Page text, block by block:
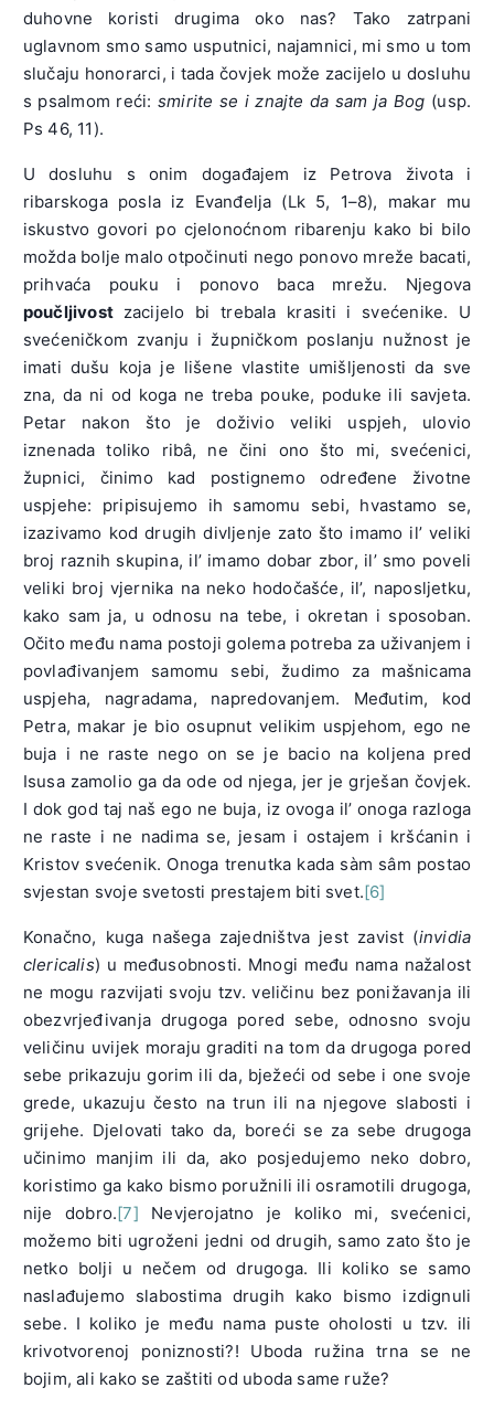
duhovne koristi drugima oko nas? Tako zatrpani
uglavnom smo samo usputnici, najamnici, mi smo u tom
slučaju honorarci, i tada čovjek može zacijelo u dosluhu
s psalmom reći: smirite se i znajte da sam ja Bog (usp.
Ps 46, 11).
U dosluhu s onim događajem iz Petrova života i
ribarskoga posla iz Evanđelja (Lk 5, 1–8), makar mu
iskustvo govori po cjelonoćnom ribarenju kako bi bilo
možda bolje malo otpočinuti nego ponovo mreže bacati,
prihvaća pouku i ponovo baca mrežu. Njegova
poučljivost zacijelo bi trebala krasiti i svećenike. U
svećeničkom zvanju i župničkom poslanju nužnost je
imati dušu koja je lišene vlastite umišljenosti da sve
zna, da ni od koga ne treba pouke, poduke ili savjeta.
Petar nakon što je doživio veliki uspjeh, ulovio
iznenada toliko ribâ, ne čini ono što mi, svećenici,
župnici, činimo kad postignemo određene životne
uspjehe: pripisujemo ih samomu sebi, hvastamo se,
izazivamo kod drugih divljenje zato što imamo il’ veliki
broj raznih skupina, il’ imamo dobar zbor, il’ smo poveli
veliki broj vjernika na neko hodočašće, il’, naposljetku,
kako sam ja, u odnosu na tebe, i okretan i sposoban.
Očito među nama postoji golema potreba za uživanjem i
povlađivanjem samomu sebi, žudimo za mašnicama
uspjeha, nagradama, napredovanjem. Međutim, kod
Petra, makar je bio osupnut velikim uspjehom, ego ne
buja i ne raste nego on se je bacio na koljena pred
Isusa zamolio ga da ode od njega, jer je grješan čovjek.
I dok god taj naš ego ne buja, iz ovoga il’ onoga razloga
ne raste i ne nadima se, jesam i ostajem i kršćanin i
Kristov svećenik. Onoga trenutka kada sàm sâm postao
svjestan svoje svetosti prestajem biti svet.[6]
Konačno, kuga našega zajedništva jest zavist (invidia
clericalis) u međusobnosti. Mnogi među nama nažalost
ne mogu razvijati svoju tzv. veličinu bez ponižavanja ili
obezvrjeđivanja drugoga pored sebe, odnosno svoju
veličinu uvijek moraju graditi na tom da drugoga pored
sebe prikazuju gorim ili da, bježeći od sebe i one svoje
grede, ukazuju često na trun ili na njegove slabosti i
grijehe. Djelovati tako da, boreći se za sebe drugoga
učinimo manjim ili da, ako posjedujemo neko dobro,
koristimo ga kako bismo poružnili ili osramotili drugoga,
nije dobro.[7] Nevjerojatno je koliko mi, svećenici,
možemo biti ugroženi jedni od drugih, samo zato što je
netko bolji u nečem od drugoga. Ili koliko se samo
naslađujemo slabostima drugih kako bismo izdignuli
sebe. I koliko je među nama puste oholosti u tzv. ili
krivotvorenoj poniznosti?! Uboda ružina trna se ne
bojim, ali kako se zaštiti od uboda same ruže?